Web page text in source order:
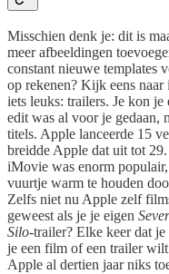
Misschien denk je: dit is
meer afbeeldingen
constant nieuwe templates
op rekenen? Kijk eens
iets leuks: trailers. Je kon
edit was al voor je gedaan,
titels. Apple lanceerde 15
breidde Apple dat uit tot
iMovie was enorm
vuurtje warm te houden
Zelfs niet nu Apple zelf
geweest als je je eigen
Silo-trailer? Elke keer dat
je een film of een trailer
Apple al dertien jaar niks